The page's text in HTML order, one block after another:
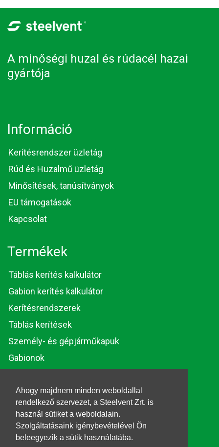
Ahogy majdnem minden weboldallal
rendelkező szervezet, a Steelvent Zrt. is
használ sütiket a weboldalain.
Szolgáltatásaink igénybevételével Ön
beleegyezik a sütik használatába.
A minőségi huzal és rúdacél hazai
gyártója
Információ
Kerítésrendszer üzletág
Rúd és Huzalmű üzletág
Minősítések, tanúsítványok
EU támogatások
Kapcsolat
Termékek
Táblás kerítés kalkulátor
Gabion kerítés kalkulátor
Kerítésrendszerek
Táblás kerítések
Személy- és gépjárműkapuk
Gabionok
© 2026. Steelvent.hu
Minden jog fenntartva.